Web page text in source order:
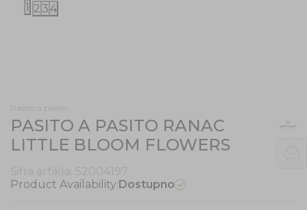
1 2 34
Pasito a pasito
PASITO A PASITO RANAC
LITTLE BLOOM FLOWERS
Šifra artikla: 52004197
Product Availability:Dostupno